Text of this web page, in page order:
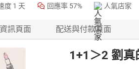
度 1 天 回應率 57% 人氣店家
訊頁面 配送與付款頁面
1+1＞2 劉